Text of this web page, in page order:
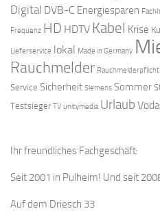
Digital DVB-C Energiesparen
Frequenz HD HDTV Kabel Krise
Lieferservice lokal Made in Germany
Rauchmelder Rauchmelderpflicht
Service Sicherheit Siemens Sommer
Testsieger TV unitymedia Urlaub
Ihr freundliches Fachgeschäft:
Seit 2001 in Pulheim! Und seit
Auf dem Driesch 33